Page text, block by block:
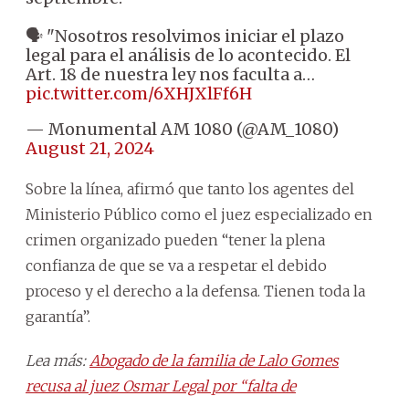
🗣 "Nosotros resolvimos iniciar el plazo
legal para el análisis de lo acontecido. El
Art. 18 de nuestra ley nos faculta a…
pic.twitter.com/6XHJXlFf6H
— Monumental AM 1080 (@AM_1080)
August 21, 2024
Sobre la línea, afirmó que tanto los agentes del
Ministerio Público como el juez especializado en
crimen organizado pueden “tener la plena
confianza de que se va a respetar el debido
proceso y el derecho a la defensa. Tienen toda la
garantía”.
Lea más: Abogado de la familia de Lalo Gomes
recusa al juez Osmar Legal por “falta de